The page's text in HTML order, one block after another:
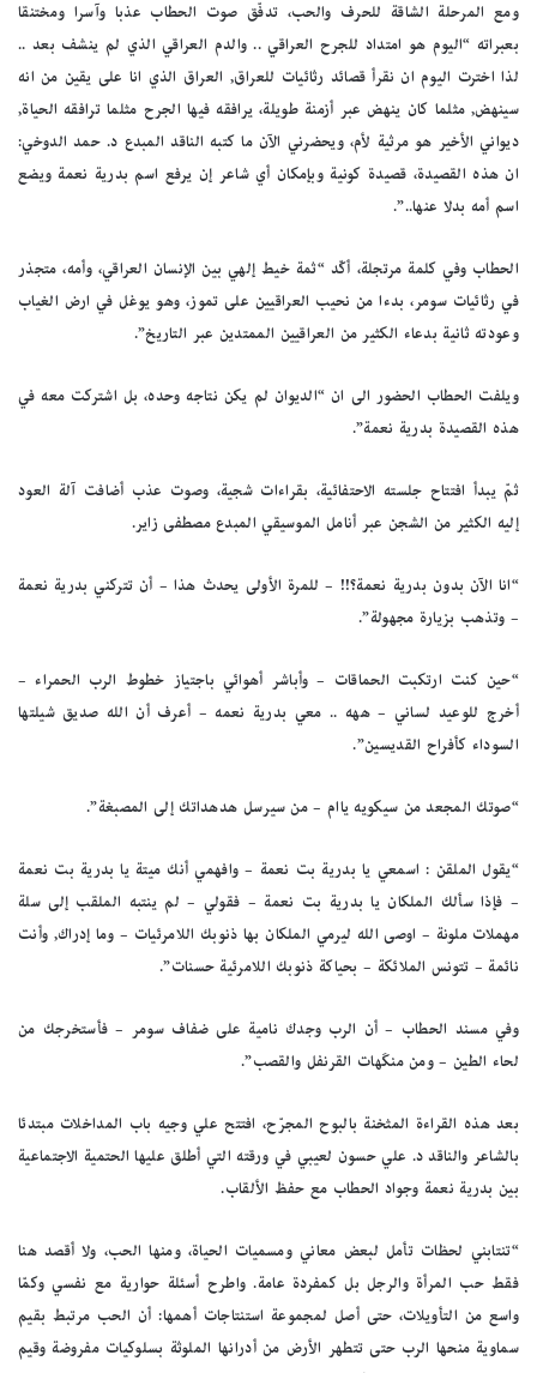
ومع المرحلة الشاقة للحرف والحب، تدفّق صوت الحطاب عذبا وآسرا ومختنقا
بعبراته “اليوم هو امتداد للجرح العراقي .. والدم العراقي الذي لم ينشف بعد ..
لذا اخترت اليوم ان نقرأ قصائد رثائيات للعراق, العراق الذي انا على يقين من انه
سينهض, مثلما كان ينهض عبر أزمنة طويلة، يرافقه فيها الجرح مثلما ترافقه الحياة,
ديواني الأخير هو مرثية لأم، ويحضرني الآن ما كتبه الناقد المبدع د. حمد الدوخي:
ان هذه القصيدة، قصيدة كونية وبإمكان أي شاعر إن يرفع اسم بدرية نعمة ويضع
اسم أمه بدلا عنها..”.
الحطاب وفي كلمة مرتجلة، أكّد “ثمة خيط إلهي بين الإنسان العراقي، وأمه، متجذر
في رثائيات سومر، بدءا من نحيب العراقيين على تموز، وهو يوغل في ارض الغياب
وعودته ثانية بدعاء الكثير من العراقيين الممتدين عبر التاريخ”.
ويلفت الحطاب الحضور الى ان “الديوان لم يكن نتاجه وحده، بل اشتركت معه في
هذه القصيدة بدرية نعمة”.
ثمّ يبدأ افتتاح جلسته الاحتفائية، بقراءات شجية، وصوت عذب أضافت آلة العود
إليه الكثير من الشجن عبر أنامل الموسيقي المبدع مصطفى زاير.
“انا الآن بدون بدرية نعمة؟!! – للمرة الأولى يحدث هذا – أن تتركني بدرية نعمة
– وتذهب بزيارة مجهولة”.
“حين كنت ارتكبت الحماقات – وأباشر أهوائي باجتياز خطوط الرب الحمراء –
أخرج للوعيد لساني – ههه .. معي بدرية نعمه – أعرف أن الله صديق شيلتها
السوداء كأفراح القديسين”.
“صوتك المجعد من سيكويه ياام – من سيرسل هدهداتك إلى المصبغة”.
“يقول الملقن : اسمعي يا بدرية بت نعمة – وافهمي أنك ميتة يا بدرية بت نعمة
– فإذا سألك الملكان يا بدرية بت نعمة – فقولي – لم ينتبه الملقب إلى سلة
مهملات ملونة – اوصى الله ليرمي الملكان بها ذنوبك اللامرئيات – وما إدراك, وأنت
نائمة – تتونس الملائكة – بحياكة ذنوبك اللامرئية حسنات”.
وفي مسند الحطاب – أن الرب وجدك نامية على ضفاف سومر – فأستخرجك من
لحاء الطين – ومن منكَهات القرنفل والقصب”.
بعد هذه القراءة المثخنة بالبوح المجرّح، افتتح علي وجيه باب المداخلات مبتدئا
بالشاعر والناقد د. علي حسون لعيبي في ورقته التي أطلق عليها الحتمية الاجتماعية
بين بدرية نعمة وجواد الحطاب مع حفظ الألقاب.
“تنتابني لحظات تأمل لبعض معاني ومسميات الحياة، ومنها الحب، ولا أقصد هنا
فقط حب المرأة والرجل بل كمفردة عامة. واطرح أسئلة حوارية مع نفسي وكمّا
واسع من التأويلات، حتى أصل لمجموعة استنتاجات أهمها: أن الحب مرتبط بقيم
سماوية منحها الرب حتى تتطهر الأرض من أدرانها الملوثة بسلوكيات مفروضة وقيم